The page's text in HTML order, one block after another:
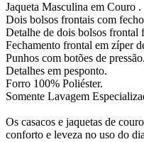
Jaqueta Masculina em Couro .
Dois bolsos frontais com
Detalhe de dois bolsos frontal
Fechamento frontal em zíper
Punhos com botões de pressão.
Detalhes em pesponto.
Forro 100% Poliéster.
Somente Lavagem
Os casacos e jaquetas de
conforto e leveza no uso do